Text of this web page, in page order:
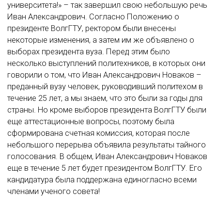
университета!» – так завершил свою небольшую речь
Иван Александрович. Согласно Положению о
президенте ВолгГТУ, ректором были внесены
некоторые изменения, а затем им же объявлено о
выборах президента вуза. Перед этим было
несколько выступлений политехников, в которых они
говорили о том, что Иван Александрович Новаков –
преданный вузу человек, руководивший политехом в
течение 25 лет, а мы знаем, что это были за годы для
страны. Но кроме выборов президента ВолгГТУ были
еще аттестационные вопросы, поэтому была
сформирована счетная комиссия, которая после
небольшого перерыва объявила результаты тайного
голосования. В общем, Иван Александрович Новаков
еще в течение 5 лет будет президентом ВолгГТУ. Его
кандидатура была поддержана единогласно всеми
членами ученого совета!